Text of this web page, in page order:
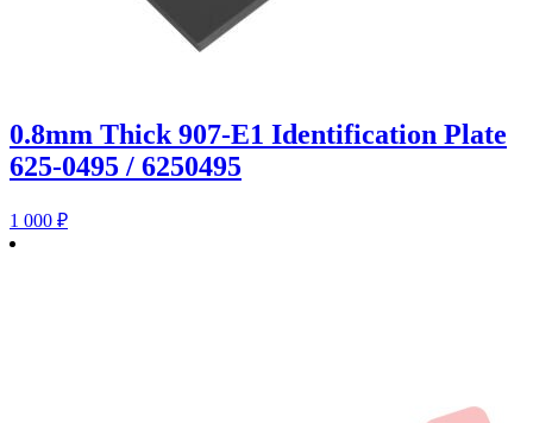
0.8mm Thick 907-E1 Identification Plate
625-0495 / 6250495
1 000 ₽